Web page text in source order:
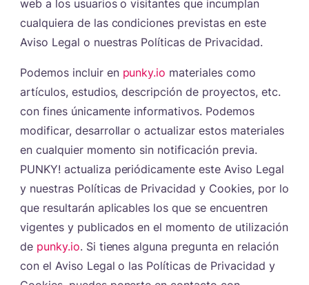
web a los usuarios o visitantes que incumplan
cualquiera de las condiciones previstas en este
Aviso Legal o nuestras Políticas de Privacidad.
Podemos incluir en punky.io materiales como
artículos, estudios, descripción de proyectos, etc.
con fines únicamente informativos. Podemos
modificar, desarrollar o actualizar estos materiales
en cualquier momento sin notificación previa.
PUNKY! actualiza periódicamente este Aviso Legal
y nuestras Políticas de Privacidad y Cookies, por lo
que resultarán aplicables los que se encuentren
vigentes y publicados en el momento de utilización
de punky.io. Si tienes alguna pregunta en relación
con el Aviso Legal o las Políticas de Privacidad y